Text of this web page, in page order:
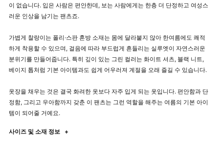
이 없습니다. 입은 사람은 편안한데, 보는 사람에게는 한층 더 단정하고 여성스
러운 인상을 남기는 팬츠죠.
가볍게 찰랑이는 폴리·스판 혼방 소재는 몸에 달라붙지 않아 한여름에도 쾌적
하게 착용할 수 있으며, 걸음에 따라 부드럽게 흔들리는 실루엣이 자연스러운
분위기를 만들어줍니다. 특히 깊이 있는 그린 컬러는 화이트 셔츠, 블랙 니트,
베이지 톱처럼 기본 아이템과도 쉽게 어우러져 계절을 오래 즐길 수 있습니다.
옷장을 채우는 것은 결국 화려한 옷보다 자주 입게 되는 옷입니다. 편안함과 단
정함, 그리고 우아함까지 갖춘 이 팬츠는 그런 역할을 해주는 여름의 기본 아이
템이 되어줄 거예요.
사이즈 및 소재 정보 +